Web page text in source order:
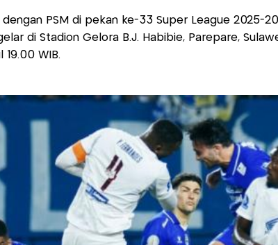
PSM di pekan ke-33 Super League 2025-
di Stadion Gelora B.J. Habibie, Parepare,
19.00 WIB.